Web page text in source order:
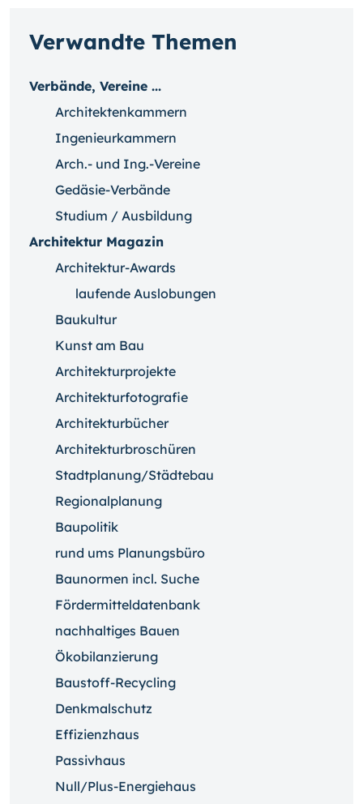
Verwandte Themen
Verbände, Vereine ...
Architektenkammern
Ingenieurkammern
Arch.- und Ing.-Vereine
Gedäsie-Verbände
Studium / Ausbildung
Architektur Magazin
Architektur-Awards
laufende Auslobungen
Baukultur
Kunst am Bau
Architekturprojekte
Architekturfotografie
Architekturbücher
Architekturbroschüren
Stadtplanung/Städtebau
Regionalplanung
Baupolitik
rund ums Planungsbüro
Baunormen incl. Suche
Fördermitteldatenbank
nachhaltiges Bauen
Ökobilanzierung
Baustoff-Recycling
Denkmalschutz
Effizienzhaus
Passivhaus
Null/Plus-Energiehaus